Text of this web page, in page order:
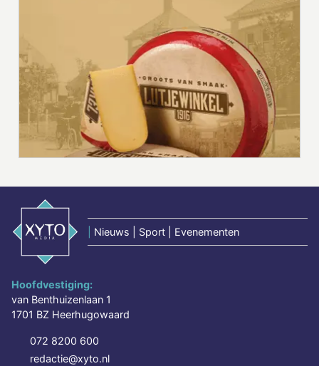
Nieuws | Sport | Evenementen
Hoofdvestiging:
van Benthuizenlaan 1
1701 BZ Heerhugowaard
072 8200 600
redactie@xyto.nl